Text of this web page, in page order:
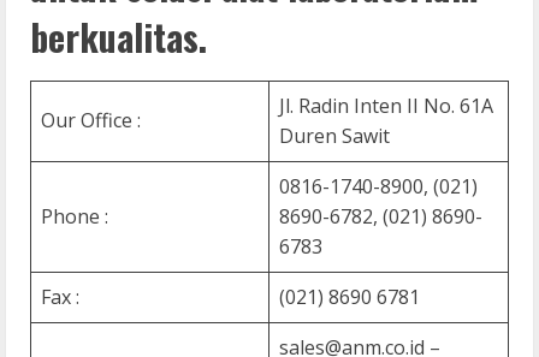
berkualitas.
Our Office :
Jl. Radin Inten II No. 61A
Duren Sawit
Phone :
0816-1740-8900, (021)
8690-6782, (021) 8690-
6783
Fax :
(021) 8690 6781
sales@anm.co.id –